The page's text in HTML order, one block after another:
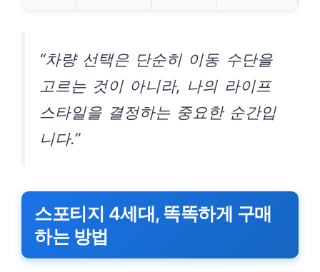
“차량 선택은 단순히 이동 수단을
고르는 것이 아니라, 나의 라이프
스타일을 결정하는 중요한 순간입
니다.”
스포티지 4세대, 똑똑하게 구매
하는 방법